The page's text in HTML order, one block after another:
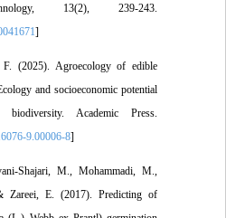
13(2), 239-243.
F. (2025). Agroecology of edible
Ecology and socioeconomic potential
biodiversity. Academic Press.
9.00006-8
Shajari, M., Mohammadi, M.,
& Zareei, E. (2017). Predicting of